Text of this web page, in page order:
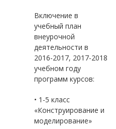
Включение в
учебный план
внеурочной
деятельности в
2016-2017, 2017-2018
учебном году
программ курсов:
• 1-5 класс
«Конструирование и
моделирование»